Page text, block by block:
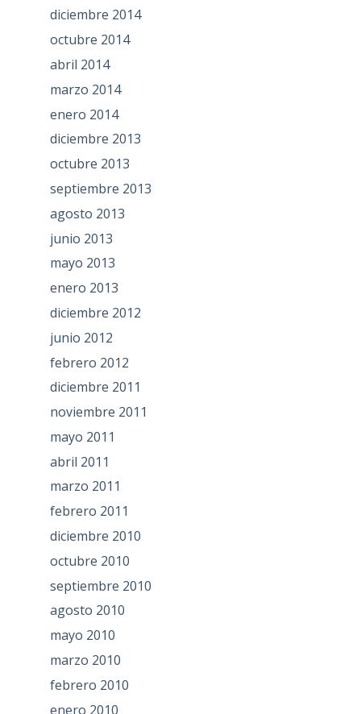
diciembre 2014
octubre 2014
abril 2014
marzo 2014
enero 2014
diciembre 2013
octubre 2013
septiembre 2013
agosto 2013
junio 2013
mayo 2013
enero 2013
diciembre 2012
junio 2012
febrero 2012
diciembre 2011
noviembre 2011
mayo 2011
abril 2011
marzo 2011
febrero 2011
diciembre 2010
octubre 2010
septiembre 2010
agosto 2010
mayo 2010
marzo 2010
febrero 2010
enero 2010